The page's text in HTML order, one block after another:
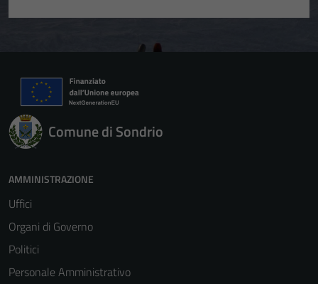
Comune di Sondrio
AMMINISTRAZIONE
Uffici
Organi di Governo
Politici
Personale Amministrativo